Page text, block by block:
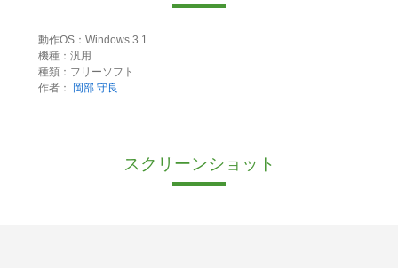
動作OS：Windows 3.1
機種：汎用
種類：フリーソフト
作者：
岡部 守良
スクリーンショット